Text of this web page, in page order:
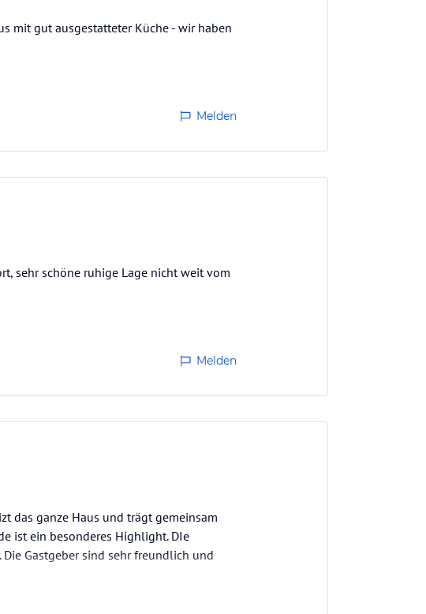
mit gut ausgestatteter Küche - wir haben
Melden
sehr schöne ruhige Lage nicht weit vom
Melden
das ganze Haus und trägt gemeinsam
ist ein besonderes Highlight. DIe
Gastgeber sind sehr freundlich und